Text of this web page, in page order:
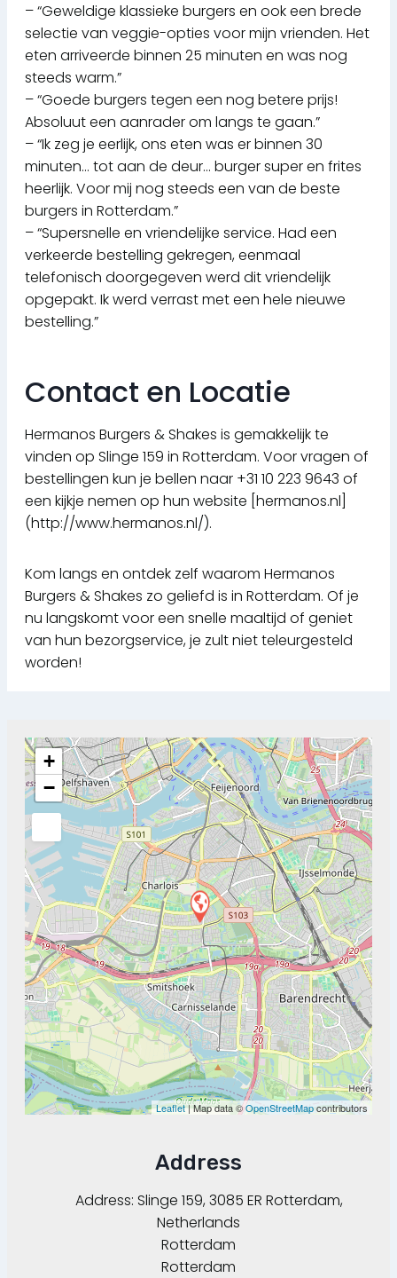
– “Geweldige klassieke burgers en ook een brede
selectie van veggie-opties voor mijn vrienden. Het
eten arriveerde binnen 25 minuten en was nog
steeds warm.”
– “Goede burgers tegen een nog betere prijs!
Absoluut een aanrader om langs te gaan.”
– “Ik zeg je eerlijk, ons eten was er binnen 30
minuten… tot aan de deur… burger super en frites
heerlijk. Voor mij nog steeds een van de beste
burgers in Rotterdam.”
– “Supersnelle en vriendelijke service. Had een
verkeerde bestelling gekregen, eenmaal
telefonisch doorgegeven werd dit vriendelijk
opgepakt. Ik werd verrast met een hele nieuwe
bestelling.”
Contact en Locatie
Hermanos Burgers & Shakes is gemakkelijk te
vinden op Slinge 159 in Rotterdam. Voor vragen of
bestellingen kun je bellen naar +31 10 223 9643 of
een kijkje nemen op hun website [hermanos.nl]
(http://www.hermanos.nl/).
Kom langs en ontdek zelf waarom Hermanos
Burgers & Shakes zo geliefd is in Rotterdam. Of je
nu langskomt voor een snelle maaltijd of geniet
van hun bezorgservice, je zult niet teleurgesteld
worden!
+
−
Leaflet| Map data ©OpenStreetMapcontributors
Address
Address: Slinge 159, 3085 ER Rotterdam,
Netherlands
Rotterdam
Rotterdam